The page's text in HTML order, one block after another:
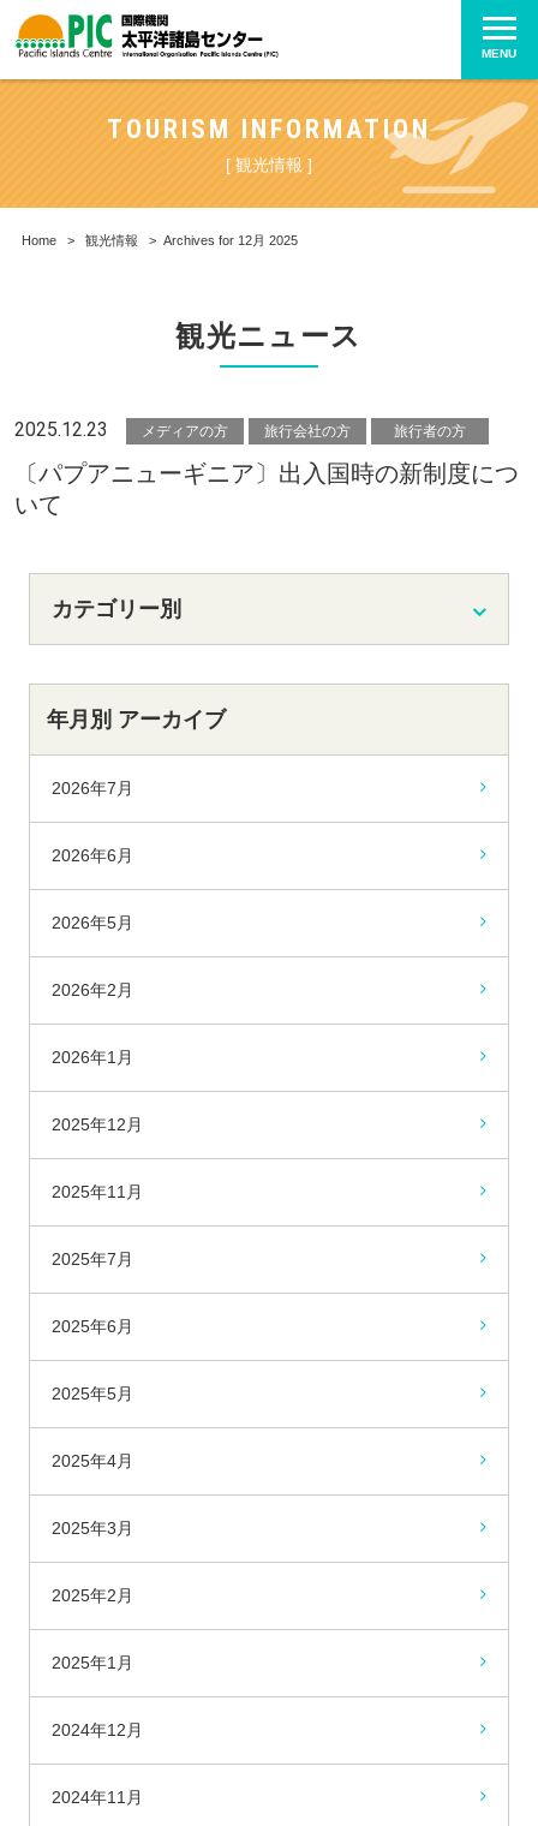
MENU
TOURISM INFORMATION
[ 観光情報 ]
Home > 観光情報 > Archives for 12月 2025
観光ニュース
2025.12.23 メディアの方 旅行会社の方 旅行者の方
〔パプアニューギニア〕出入国時の新制度につ
いて
カテゴリー別
年月別 アーカイブ
2026年7月
2026年6月
2026年5月
2026年2月
2026年1月
2025年12月
2025年11月
2025年7月
2025年6月
2025年5月
2025年4月
2025年3月
2025年2月
2025年1月
2024年12月
2024年11月